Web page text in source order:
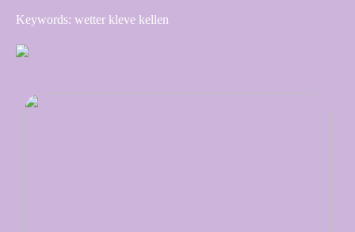
Keywords: wetter kleve kellen